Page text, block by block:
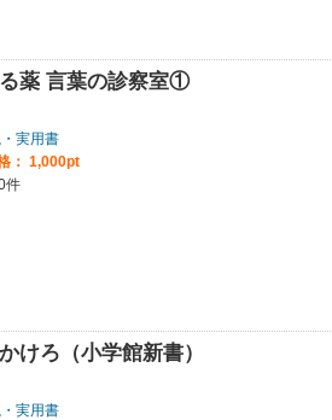
薬 言葉の診察室①
実用書
： 1,000pt
件
けろ（小学館新書）
実用書